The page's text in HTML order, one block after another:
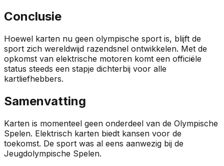
Conclusie
Hoewel karten nu geen olympische sport is, blijft de
sport zich wereldwijd razendsnel ontwikkelen. Met de
opkomst van elektrische motoren komt een officiële
status steeds een stapje dichterbij voor alle
kartliefhebbers.
Samenvatting
Karten is momenteel geen onderdeel van de Olympische
Spelen. Elektrisch karten biedt kansen voor de
toekomst. De sport was al eens aanwezig bij de
Jeugdolympische Spelen.